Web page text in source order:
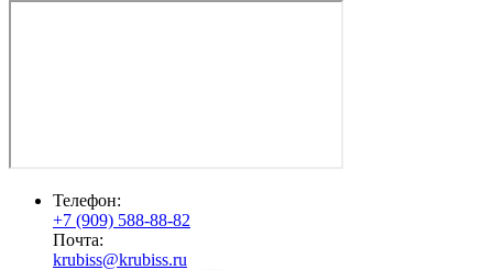
Телефон:
+7 (909) 588-88-82
Почта:
krubiss@krubiss.ru